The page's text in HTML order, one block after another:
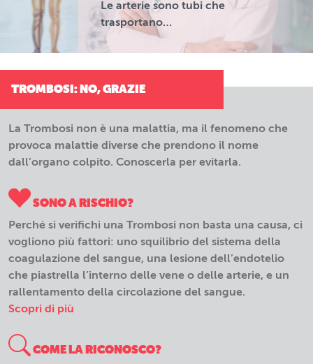
Le arterie sono tubi che
trasportano…
TROMBOSI: NO, GRAZIE
La Trombosi non è una malattia, ma il fenomeno che
provoca malattie diverse che prendono il nome
dall’organo colpito. Conoscerla per evitarla.
SONO A RISCHIO?
Perché si verifichi una Trombosi non basta una causa, ci
vogliono più fattori: uno squilibrio del sistema della
coagulazione del sangue, una lesione dell’endotelio
che piastrella l’interno delle vene o delle arterie, e un
rallentamento della circolazione del sangue.
Scopri di più
COME LA RICONOSCO?